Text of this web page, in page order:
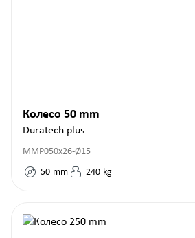
Колесо 50 mm
Duratech plus
MMP050x26-Ø15
50 mm 240 kg